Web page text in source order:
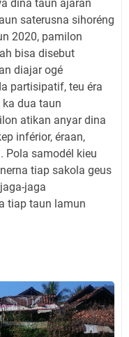
dina taun ajaran
saterusna sihoréng
2020, pamilon
bisa disebut
diajar ogé
partisipatif, teu éra
dua taun
atikan anyar dina
inférior, éraan,
Pola samodél kieu
tiap sakola geus
jaga
tiap taun lamun